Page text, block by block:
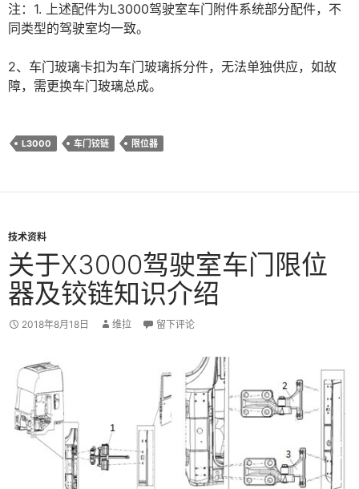
注：1. 上述配件为L3000驾驶室车门附件系统部分配件，不
同类型的驾驶室均一致。
2、车门玻璃卡扣为车门玻璃拆分件，无法单独供应，如故
障，需更换车门玻璃总成。
L3000 车门铰链 限位器
技术资料
关于X3000驾驶室车门限位
器及铰链知识介绍
2018年8月18日 维拉 留下评论